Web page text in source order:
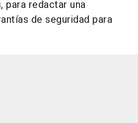
para redactar una
de seguridad para